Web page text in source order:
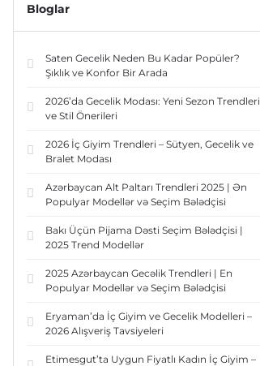
Bloglar
Saten Gecelik Neden Bu Kadar Popüler?
Şıklık ve Konfor Bir Arada
2026’da Gecelik Modası: Yeni Sezon Trendleri
ve Stil Önerileri
2026 İç Giyim Trendleri – Sütyen, Gecelik ve
Bralet Modası
Azərbaycan Alt Paltarı Trendleri 2025 | Ən
Populyar Modellər və Seçim Bələdçisi
Bakı Üçün Pijama Dəsti Seçim Bələdçisi |
2025 Trend Modellər
2025 Azərbaycan Gecəlik Trendleri | En
Populyar Modellər və Seçim Bələdçisi
Eryaman’da İç Giyim ve Gecelik Modelleri –
2026 Alışveriş Tavsiyeleri
Etimesgut’ta Uygun Fiyatlı Kadın İç Giyim –